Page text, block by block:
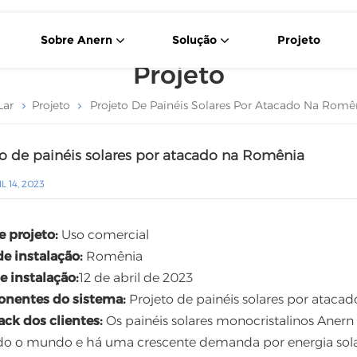
Sobre Anern Solução Projeto
Projeto
Projeto Projeto De Painéis Solares Por Atacado Na
de painéis solares por atacado na Romênia
14, 2023
projeto:Uso comercial
instalação: Romênia
instalação:12 de abril de 2023
do sistema:Projeto de painéis solares por
dos clientes: Os painéis solares monocristalinos
o mundo e há uma crescente demanda por energia